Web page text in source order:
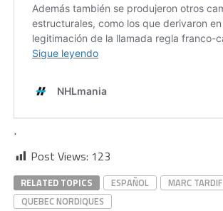
.
Post Views: 123
RELATED TOPICS ESPAÑOL MARC TARDIF
QUEBEC NORDIQUES